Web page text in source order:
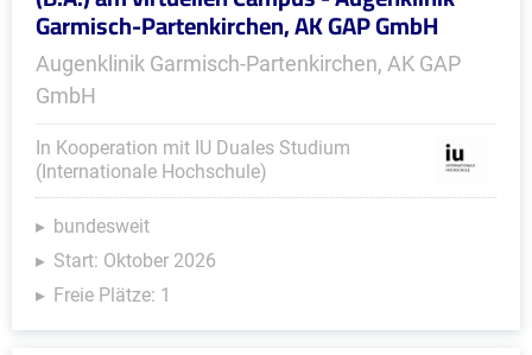
Garmisch-Partenkirchen, AK GAP GmbH
Augenklinik Garmisch-Partenkirchen, AK GAP
GmbH
In Kooperation mit IU Duales Studium
(Internationale Hochschule)
bundesweit
Start: Oktober 2026
Freie Plätze: 1